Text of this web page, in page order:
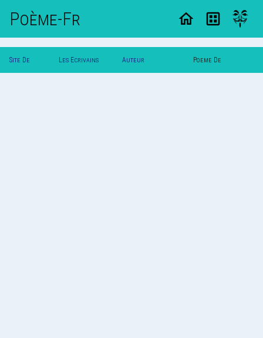
Poème-Fr
Site De Les Ecrivains Auteur Poeme De